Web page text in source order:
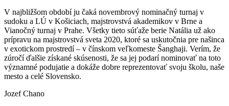
V najbližšom období ju čaká novembrový nominačný turnaj v
sudoku a LÚ v Košiciach, majstrovstvá akademikov v Brne a
Vianočný turnaj v Prahe. Všetky tieto súťaže berie Natália už ako
prípravu na majstrovstvá sveta 2020, ktoré sa uskutočnia pre našinca
v exotickom prostredí – v čínskom veľkomeste Šanghaji. Verím, že
zúročí ďalšie získané skúsenosti, že sa jej podarí nominovať na toto
významné podujatie a dokáže dobre reprezentovať svoju školu, naše
mesto a celé Slovensko.
Jozef Chano